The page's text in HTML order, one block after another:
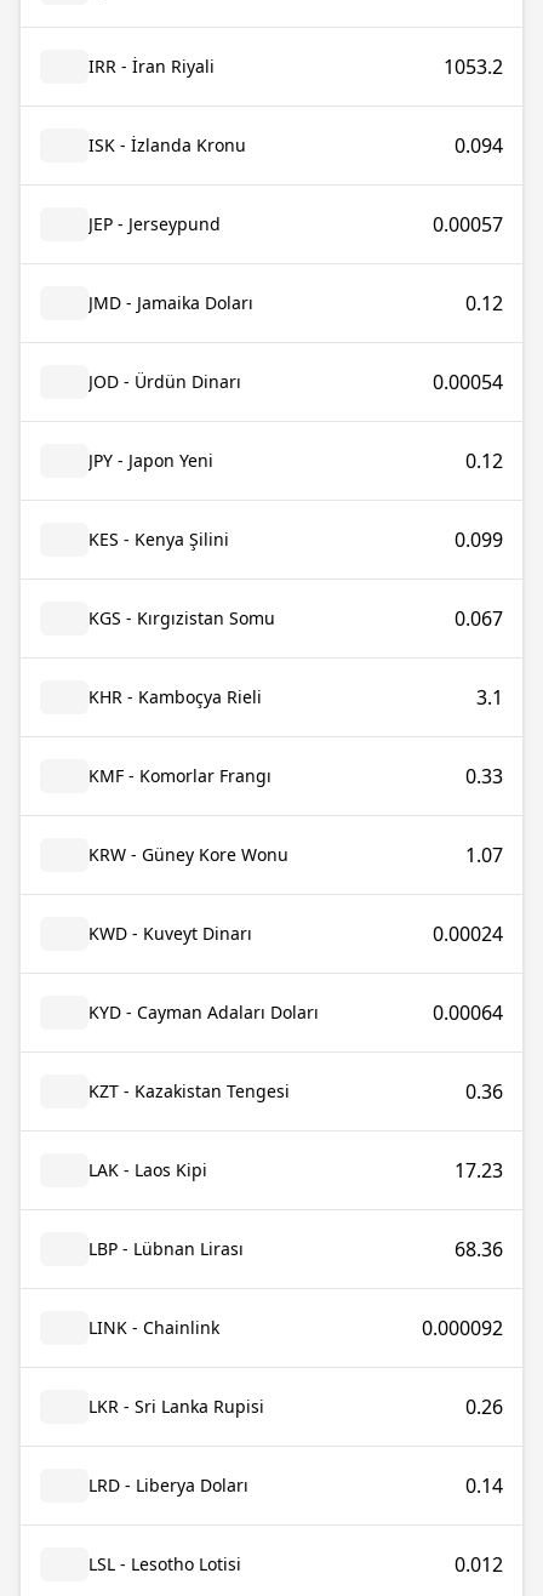
IRR - İran Riyali 1053.2
ISK - İzlanda Kronu 0.094
JEP - Jerseypund 0.00057
JMD - Jamaika Doları 0.12
JOD - Ürdün Dinarı 0.00054
JPY - Japon Yeni 0.12
KES - Kenya Şilini 0.099
KGS - Kırgızistan Somu 0.067
KHR - Kamboçya Rieli 3.1
KMF - Komorlar Frangı 0.33
KRW - Güney Kore Wonu 1.07
KWD - Kuveyt Dinarı 0.00024
KYD - Cayman Adaları Doları 0.00064
KZT - Kazakistan Tengesi 0.36
LAK - Laos Kipi 17.23
LBP - Lübnan Lirası 68.36
LINK - Chainlink 0.000092
LKR - Sri Lanka Rupisi 0.26
LRD - Liberya Doları 0.14
LSL - Lesotho Lotisi 0.012